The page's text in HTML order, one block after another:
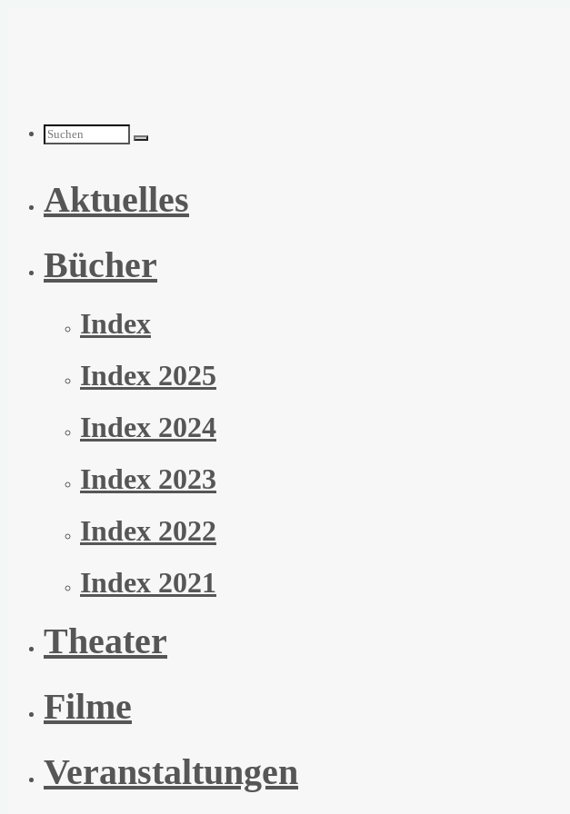
Suchen
nach:
Aktuelles
Bücher
Index
Index 2025
Index 2024
Index 2023
Index 2022
Index 2021
Theater
Filme
Veranstaltungen